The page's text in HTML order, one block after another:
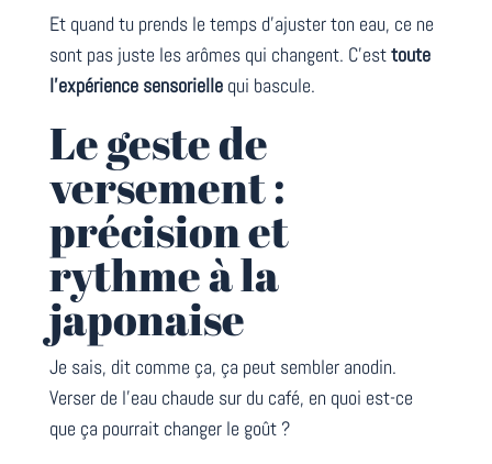
Et quand tu prends le temps d’ajuster ton eau, ce ne
sont pas juste les arômes qui changent. C’esttoute
l’expérience sensoriellequi bascule.
Le geste de
versement :
précision et
rythme à la
japonaise
Je sais, dit comme ça, ça peut sembler anodin.
Verser de l’eau chaude sur du café, en quoi est-ce
que ça pourrait changer le goût ?